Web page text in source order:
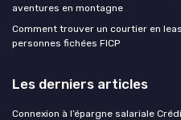
aventures en montagne
Comment trouver un courtier en
personnes fichées FICP
Les derniers articles
Connexion à l’épargne salariale